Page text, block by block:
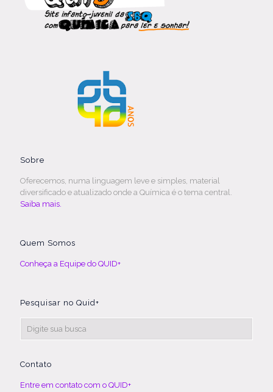
Sobre
Oferecemos, numa linguagem leve e simples, material
diversificado e atualizado onde a Química é o tema central.
Saiba mais.
Quem Somos
Conheça a Equipe do QUID+
Pesquisar no Quid+
Contato
Entre em contato com o QUID+